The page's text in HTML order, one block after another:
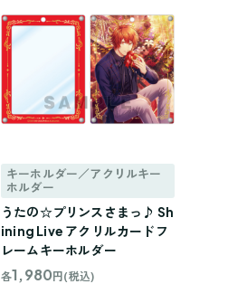
キーホルダー／アクリルキー
ホルダー
うたの☆プリンスさまっ♪ Sh
ining Live アクリルカードフ
レームキーホルダー
各1,980 円(税込)